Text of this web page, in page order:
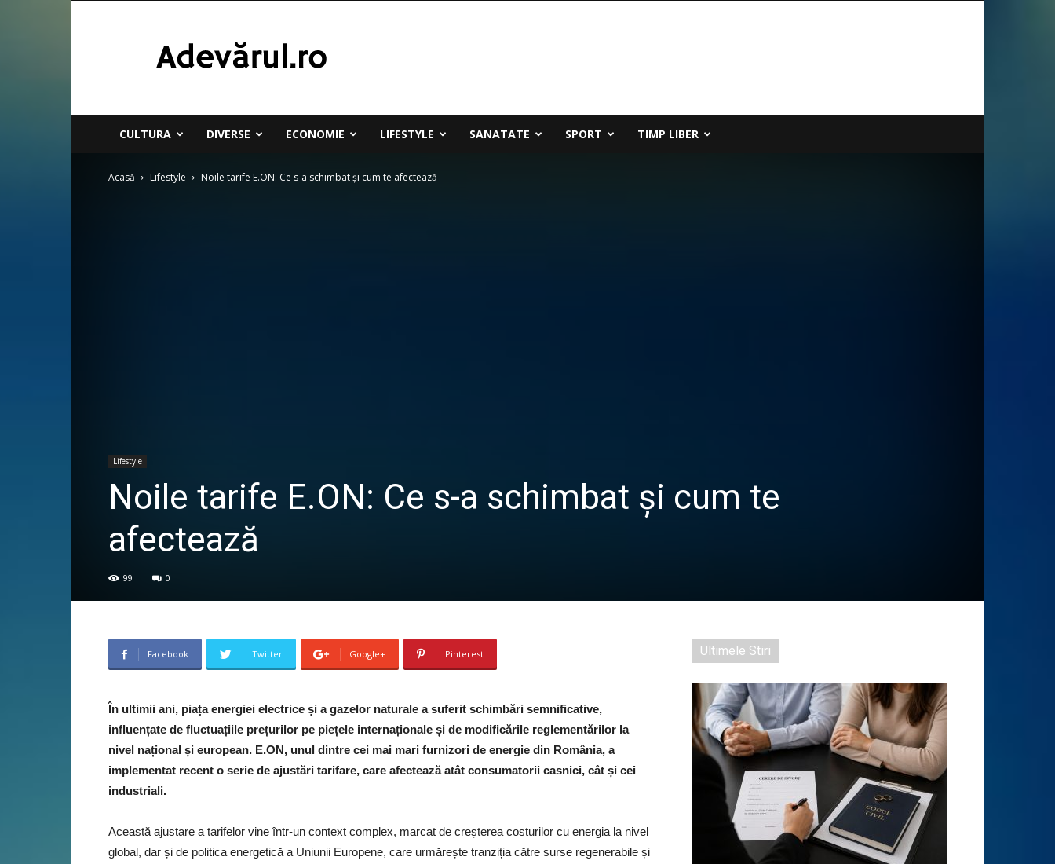
CULTURA DIVERSE ECONOMIE LIFESTYLE SANATATE SPORT TIMP LIBER
Acasă Lifestyle Noile tarife E.ON: Ce s-a schimbat și cum te afectează
Lifestyle
Noile tarife E.ON: Ce s-a schimbat și cum te
afectează
99 0
Facebook Twitter Google+ Pinterest
În ultimii ani, piața energiei electrice și a gazelor naturale a suferit schimbări semnificative,
influențate de fluctuațiile prețurilor pe piețele internaționale și de modificările reglementărilor la
nivel național și european. E.ON, unul dintre cei mai mari furnizori de energie din România, a
implementat recent o serie de ajustări tarifare, care afectează atât consumatorii casnici, cât și cei
industriali.
Această ajustare a tarifelor vine într-un context complex, marcat de creșterea costurilor cu energia la nivel
global, dar și de politica energetică a Uniunii Europene, care urmărește tranziția către surse regenerabile și
Ultimele Stiri